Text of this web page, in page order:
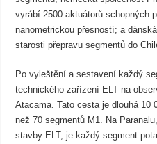
vyrábí 2500 aktuátorů schopných
nanometrickou přesností; a
starosti přepravu segmentů do
Po vyleštění a sestavení každý
technického zařízení ELT na
Atacama. Tato cesta je dlouhá 10
než 70 segmentů M1. Na
stavby ELT, je každý segment